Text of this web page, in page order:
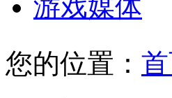
游戏媒体
您的位置：